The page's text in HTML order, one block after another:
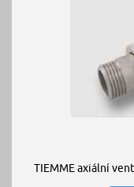
TIEMME axiální